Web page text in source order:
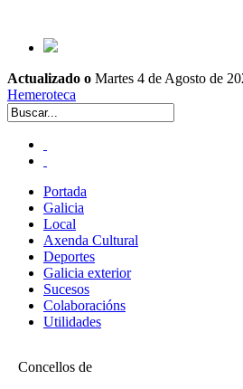
Actualizado o Martes 4 de Agosto de
Hemeroteca
Portada
Galicia
Local
Axenda Cultural
Deportes
Galicia exterior
Sucesos
Colaboracións
Utilidades
Concellos de